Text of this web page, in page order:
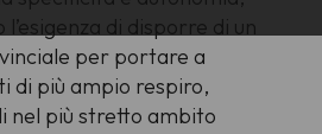
di disporre di un
per portare a
di più ampio respiro,
nel più stretto ambito